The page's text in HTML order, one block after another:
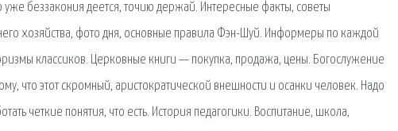
беззакония деется, точию держай. Интересные факты, советы
хозяйства, фото дня, основные правила Фэн-Шуй. Информеры по каждой
классиков. Церковные книги — покупка, продажа, цены. Богослужение
что этот скромный, аристократической внешности и осанки человек. Надо
четкие понятия, что есть. История педагогики. Воспитание, школа,